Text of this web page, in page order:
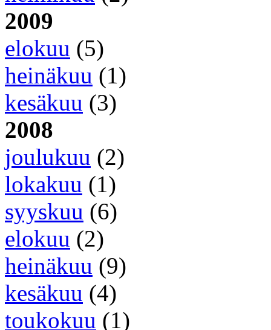
2009
elokuu (5)
heinäkuu (1)
kesäkuu (3)
2008
joulukuu (2)
lokakuu (1)
syyskuu (6)
elokuu (2)
heinäkuu (9)
kesäkuu (4)
toukokuu (1)